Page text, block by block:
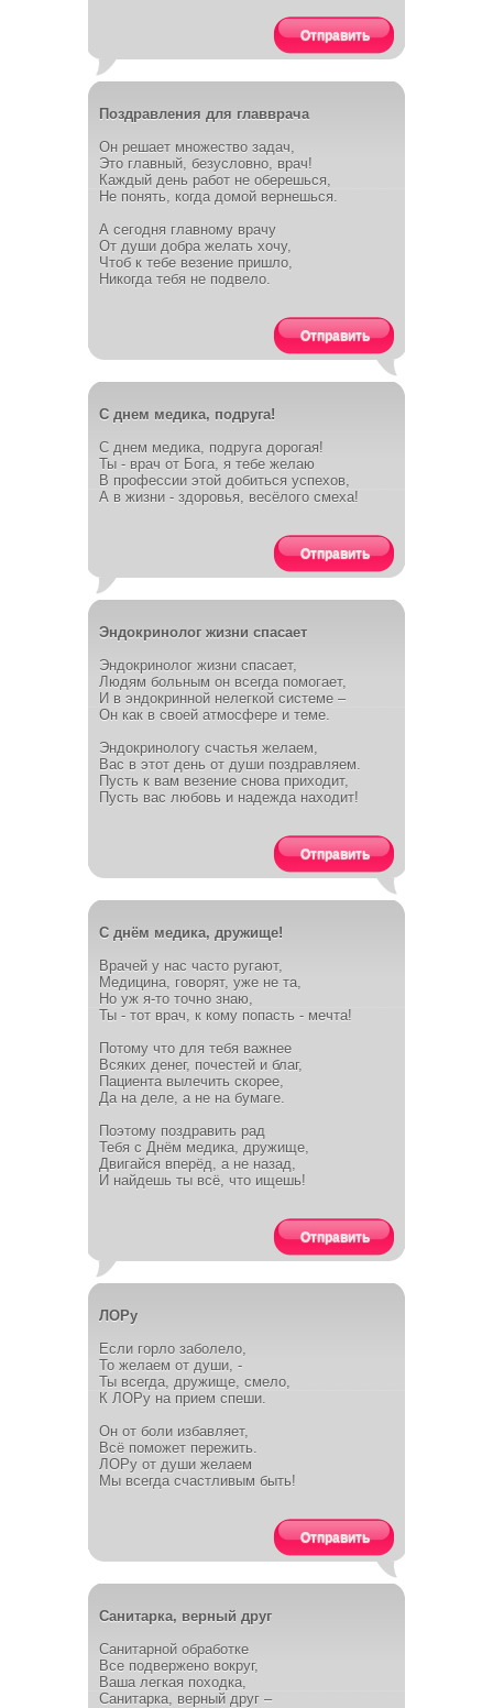
Отправить
Поздравления для главврача
Он решает множество задач,
Это главный, безусловно, врач!
Каждый день работ не оберешься,
Не понять, когда домой вернешься.
А сегодня главному врачу
От души добра желать хочу,
Чтоб к тебе везение пришло,
Никогда тебя не подвело.
Отправить
С днем медика, подруга!
С днем медика, подруга дорогая!
Ты - врач от Бога, я тебе желаю
В профессии этой добиться успехов,
А в жизни - здоровья, весёлого смеха!
Отправить
Эндокринолог жизни спасает
Эндокринолог жизни спасает,
Людям больным он всегда помогает,
И в эндокринной нелегкой системе –
Он как в своей атмосфере и теме.
Эндокринологу счастья желаем,
Вас в этот день от души поздравляем.
Пусть к вам везение снова приходит,
Пусть вас любовь и надежда находит!
Отправить
С днём медика, дружище!
Врачей у нас часто ругают,
Медицина, говорят, уже не та,
Но уж я-то точно знаю,
Ты - тот врач, к кому попасть - мечта!
Потому что для тебя важнее
Всяких денег, почестей и благ,
Пациента вылечить скорее,
Да на деле, а не на бумаге.
Поэтому поздравить рад
Тебя с Днём медика, дружище,
Двигайся вперёд, а не назад,
И найдешь ты всё, что ищешь!
Отправить
ЛОРу
Если горло заболело,
То желаем от души, -
Ты всегда, дружище, смело,
К ЛОРу на прием спеши.
Он от боли избавляет,
Всё поможет пережить.
ЛОРу от души желаем
Мы всегда счастливым быть!
Отправить
Санитарка, верный друг
Санитарной обработке
Все подвержено вокруг,
Ваша легкая походка,
Санитарка, верный друг –